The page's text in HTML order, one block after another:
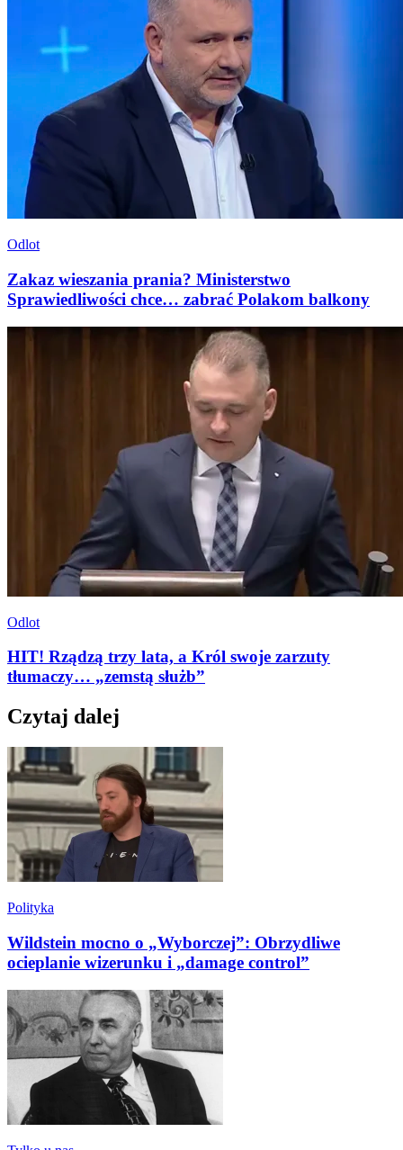
Odlot
Zakaz wieszania prania? Ministerstwo
Sprawiedliwości chce… zabrać Polakom balkony
Odlot
HIT! Rządzą trzy lata, a Król swoje zarzuty
tłumaczy… „zemstą służb”
Czytaj dalej
Polityka
Wildstein mocno o „Wyborczej”: Obrzydliwe
ocieplanie wizerunku i „damage control”